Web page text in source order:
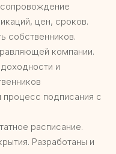
цен, сроков.
собственников.
компании.
и
процесс подписания с
расписание.
Разработаны и